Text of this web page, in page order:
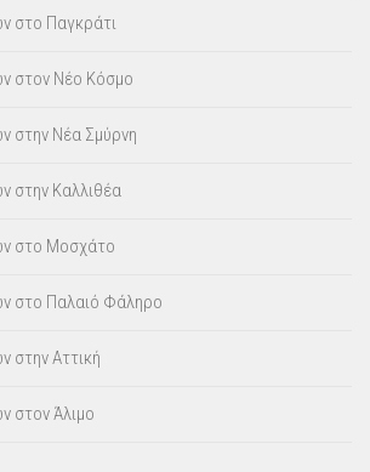
στο Παγκράτι
στον Νέο Κόσμο
στην Νέα Σμύρνη
στην Καλλιθέα
στο Μοσχάτο
στο Παλαιό Φάληρο
στην Αττική
στον Άλιμο